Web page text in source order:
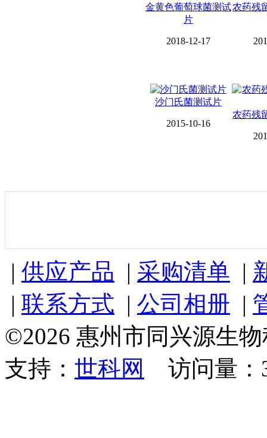
金黄色葡萄球菌测试
片
2018-12-17
农药残
沙门氏菌测试片
2015-10-16
农药残
| 供应产品 | 采购清单 |
| 联系方式 | 公司相册 |
©2026 惠州市同兴源生
支持： 世科网 访问量：